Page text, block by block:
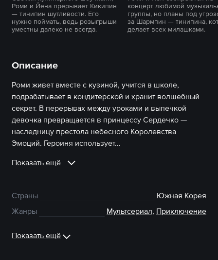
Роми и Йена прерывает Кикипин
— тинипин шутливости. Его
нужно поймать, ведь розыгрыши
уместны далеко не всегда.
концерт любимой
группы, но планы под
за Шармпин — тинипина,
делает всех милашками.
Описание
Роми живет вместе с кузиной, учится в школе,
подрабатывает в кондитерской и хранит волшебный
секрет. В перерывах между уроками и выпечкой
девочка превращается в принцессу Сердечко —
наследницу престола небесного Королевства
Эмоций. Героиня использует...
Показать ещё
Страны
Южная Корея
Жанры
Мультсериал, Приключение
Показать ещё